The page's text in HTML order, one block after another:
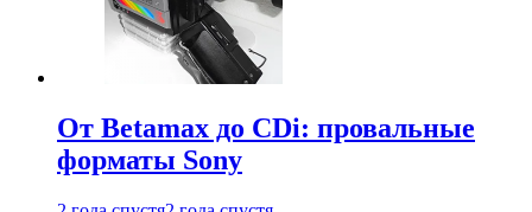
От Betamax до CDi: провальные
форматы Sony